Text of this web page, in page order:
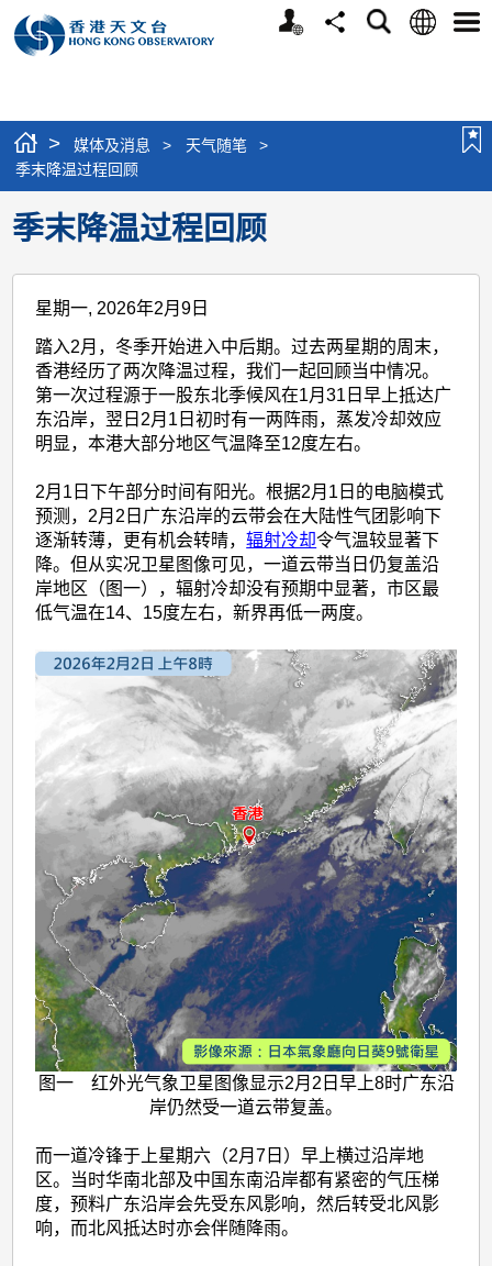
个
分
搜
语
选
> 媒体及消息 > 天气随笔
>
季末降温过程回顾
季末降温过程回顾
星期一, 2026年2月9日
踏入2月，冬季开始进入中后期。过去两星期的周末，
香港经历了两次降温过程，我们一起回顾当中情况。
第一次过程源于一股东北季候风在1月31日早上抵达广
东沿岸，翌日2月1日初时有一两阵雨，蒸发冷却效应
明显，本港大部分地区气温降至12度左右。
2月1日下午部分时间有阳光。根据2月1日的电脑模式
预测，2月2日广东沿岸的云带会在大陆性气团影响下
逐渐转薄，更有机会转晴，辐射冷却令气温较显著下
降。但从实况卫星图像可见，一道云带当日仍复盖沿
岸地区（图一），辐射冷却没有预期中显著，市区最
低气温在14、15度左右，新界再低一两度。
图一 红外光气象卫星图像显示2月2日早上8时广东沿
岸仍然受一道云带复盖。
而一道冷锋于上星期六（2月7日）早上横过沿岸地
区。当时华南北部及中国东南沿岸都有紧密的气压梯
度，预料广东沿岸会先受东风影响，然后转受北风影
响，而北风抵达时亦会伴随降雨。